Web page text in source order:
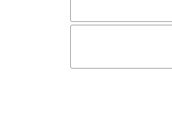
Os visitantes não
Primeiro